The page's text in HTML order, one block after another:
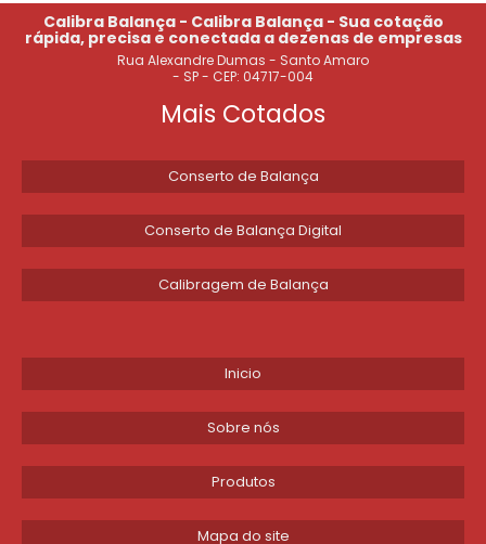
CALIBRAÇÃO DE BALANÇA RODOVIÁRIA
EMPRESAS QUE FAZEM CALIBRAÇÃO DE BALANÇAS
CALIBRAR BALANÇA MECÂNICA
SERVIÇO DE CALIBRAÇÃO DE BALANÇA MECÂNICA
CALIBRAR BALANÇA
CALIBRAR BALANÇA DIGITAL
CALIBRAÇÃO DE BALANÇAS EM SP
CALIBRAÇÃO DE BALANÇA DIGITAL
Calibra Balança - Calibra Balança - Sua cotação
rápida, precisa e conectada a dezenas de empresas
Rua Alexandre Dumas - Santo Amaro
- SP - CEP: 04717-004
Mais Cotados
Conserto de Balança
Conserto de Balança Digital
Calibragem de Balança
Inicio
Sobre nós
Produtos
Mapa do site